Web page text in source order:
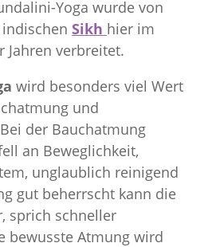
Yoga wurde von
indischenSikh hier im
Jahren verbreitet.
wird besonders viel Wert
und
der Bauchatmung
an Beweglichkeit,
unglaublich reinigend
gut beherrscht kann die
sprich schneller
bewusste Atmung wird